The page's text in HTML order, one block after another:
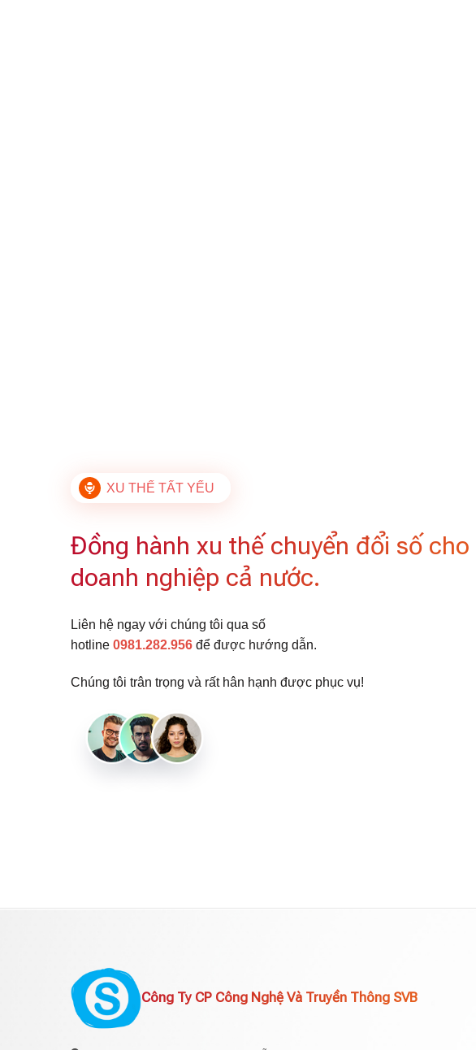
XU THẾ TẤT YẾU
Đồng hành xu thế chuyển đổi số cho
doanh nghiệp cả nước.
Liên hệ ngay với chúng tôi qua số
hotline 0981.282.956 để được hướng dẫn.
Chúng tôi trân trọng và rất hân hạnh được phục vụ!
Công Ty CP Công Nghệ Và Truyền Thông SVB